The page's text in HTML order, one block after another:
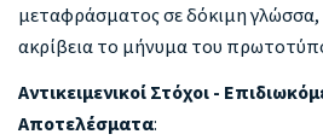
μεταφράσματος σε δόκιμη γλώσσα,
ακρίβεια το μήνυμα του
Αντικειμενικοί Στόχοι -
Αποτελέσματα: